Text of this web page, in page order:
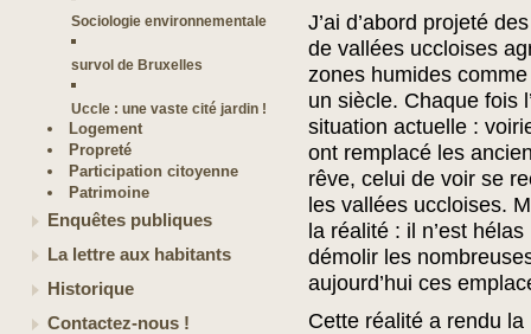
Sociologie environnementale
survol de Bruxelles
Uccle : une vaste cité jardin !
Logement
Propreté
Participation citoyenne
Patrimoine
Enquêtes publiques
La lettre aux habitants
Historique
Contactez-nous !
J’ai d’abord projeté
de vallées uccloises
zones humides
un siècle. Chaque fois
situation actuelle :
ont remplacé les
rêve, celui de voir se
les vallées uccloises.
la réalité : il n’est
démolir les
aujourd’hui ces
Cette réalité a rendu